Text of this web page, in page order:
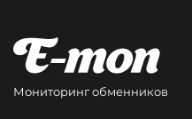
Мониторинг обменников